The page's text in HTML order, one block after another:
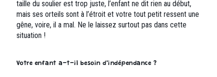
taille du soulier est trop juste, l’enfant ne dit rien au début,
mais ses orteils sont à l’étroit et votre tout petit ressent une
gêne, voire, il a mal. Ne le laissez surtout pas dans cette
situation !
Votre enfant a-t-il besoin d’indépendance ?